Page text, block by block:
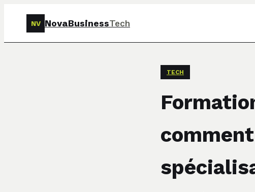
NV NovaBusinessTech
TECH